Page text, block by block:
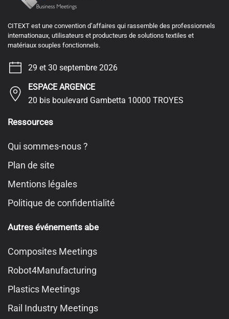
CITEXT est une convention d’affaires qui rassemble des professionnels
internationaux, utilisateurs et producteurs de solutions textiles et
matériaux souples fonctionnels.
29 et 30 septembre 2026
ESPACE ARGENCE
20 bis boulevard Gambetta 10000 TROYES
Ressources
Qui sommes-nous ?
Plan de site
Mentions légales
Politique de confidentialité
Autres événements abe
Composites Meetings
Robot4Manufacturing
Plastics Meetings
Rail Industry Meetings